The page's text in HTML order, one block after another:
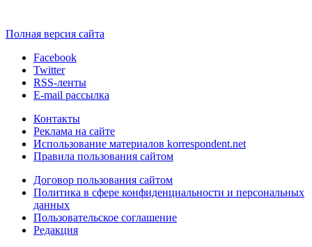
Полная версия сайта
Facebook
Twitter
RSS-ленты
E-mail рассылка
Контакты
Реклама на сайте
Использование материалов korrespondent.net
Правила пользования сайтом
Договор пользования сайтом
Политика в сфере конфиденциальности и персональных
данных
Пользовательское соглашение
Редакция